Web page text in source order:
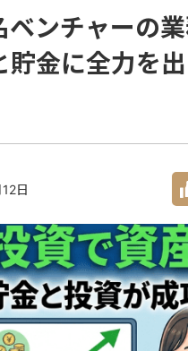
ンチャーの
金に全力を
日